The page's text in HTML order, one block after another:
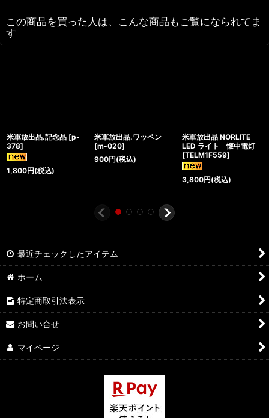
この商品を買った人は、こんな商品もご覧になられてま
す
米軍放出品.記念品 [p-
378]
1,800円(税込)
米軍放出品.ワッペン
[m-020]
900円(税込)
米軍放出品 NORLITE
LED ライト 懐中電灯
[TELM1F559]
3,800円(税込)
最近チェックしたアイテム
ホーム
特定商取引法表示
お問い合せ
マイページ